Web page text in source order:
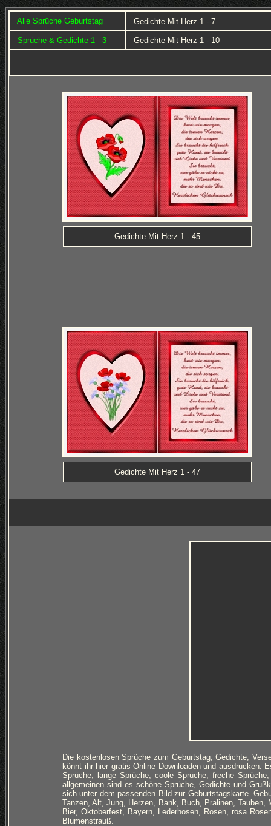
Alle Sprüche Geburtstag Gedichte Mit Herz 1 - 7
Sprüche & Gedichte 1 - 3 Gedichte Mit Herz 1 - 10
Gedichte Mit Herz 1 - 45
Gedichte Mit Herz 1 - 47
Die kostenlosen Sprüche zum Geburtstag, Gedichte,
könnt ihr hier gratis Online Downloaden und
Sprüche, lange Sprüche, coole Sprüche, freche
allgemeinen sind es schöne Sprüche, Gedichte und
sich unter dem passenden Bild zur Geburtstagskarte.
Tanzen, Alt, Jung, Herzen, Bank, Buch, Pralinen,
Bier, Oktoberfest, Bayern, Lederhosen, Rosen, rosa
Blumenstrauß.